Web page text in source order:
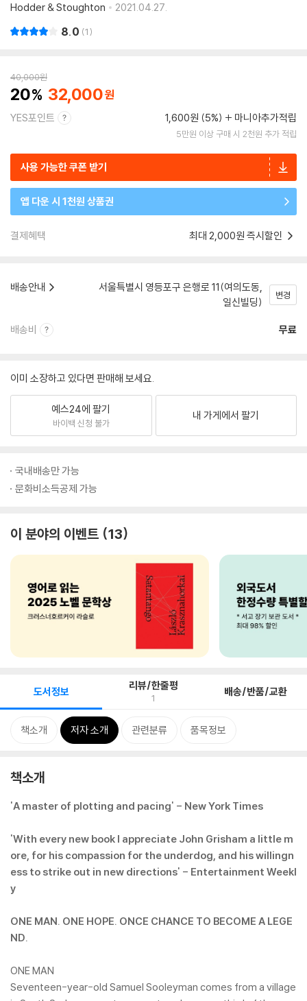
Hodder & Stoughton
2021.04.27.
8.0 1
40,000원
20 32,000
YES포인트 1,600원 (5%) 마니아추가적립
5만원 이상 구매 시 2천원 추가 적립
사용 가능한 쿠폰 받기
앱 다운 시 1천원 상품권
결제혜택 최대 2,000원 즉시할인
배송안내
서울특별시 영등포구 은행로 11(여의도동,
일신빌딩)
변경
배송비 무료
이미 소장하고 있다면 판매해 보세요.
예스24에 팔기
바이백 신청 불가
내 가게에서 팔기
국내배송만 가능
문화비소득공제 가능
이 분야의 이벤트 13
도서정보 리뷰/한줄평
1 배송/반품/교환
책소개 저자 소개 관련분류 품목정보
책소개
'A master of plotting and pacing' - New York Times
'With every new book I appreciate John Grisham a little m
ore, for his compassion for the underdog, and his willingn
ess to strike out in new directions' - Entertainment Weekl
y
ONE MAN. ONE HOPE. ONCE CHANCE TO BECOME A LEGE
ND.
ONE MAN
Seventeen-year-old Samuel Sooleyman comes from a village